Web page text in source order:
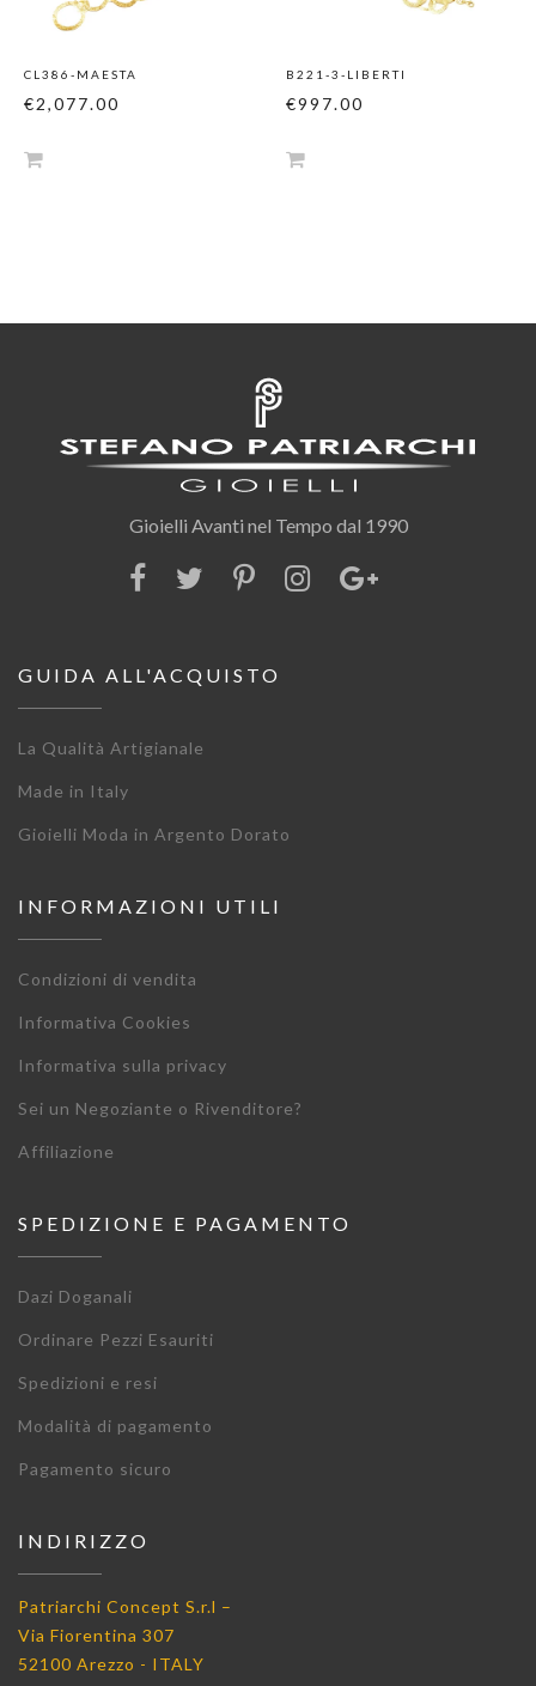
CL386-MAESTA
€2,077.00
B221-3-LIBERTI
€997.00
Gioielli Avanti nel Tempo dal 1990
GUIDA ALL'ACQUISTO
La Qualità Artigianale
Made in Italy
Gioielli Moda in Argento Dorato
INFORMAZIONI UTILI
Condizioni di vendita
Informativa Cookies
Informativa sulla privacy
Sei un Negoziante o Rivenditore?
Affiliazione
SPEDIZIONE E PAGAMENTO
Dazi Doganali
Ordinare Pezzi Esauriti
Spedizioni e resi
Modalità di pagamento
Pagamento sicuro
INDIRIZZO
Patriarchi Concept S.r.l –
Via Fiorentina 307
52100 Arezzo - ITALY